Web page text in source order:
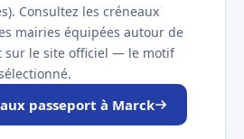
Consultez les créneaux
mairies équipées autour de
sur le site officiel — le motif
passeport à Marck